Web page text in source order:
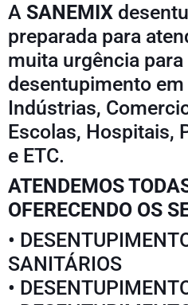
A SANEMIX
preparada para
muita urgência
desentupimento
Indústrias,
Escolas, Hospitais,
e ETC.
ATENDEMOS
OFERECENDO OS
•
SANITÁRIOS
•